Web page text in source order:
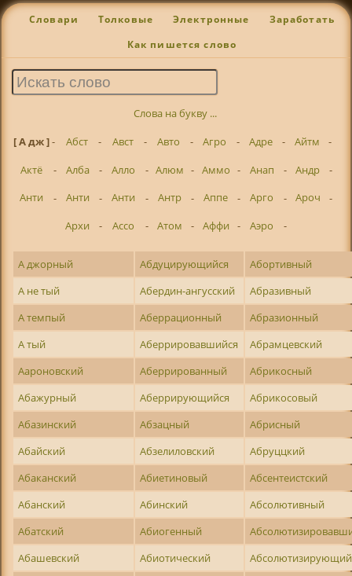
Словари Толковые Электронные Заработать
Как пишется слово
Слова на букву ...
[ А дж ]- Абст - Авст - Авто - Агро - Адре - Айтм
-
Актё
- Алба - Алло - Алюм - Аммо - Анап - Андр
-
Анти
- Анти - Анти - Антр - Аппе - Арго - Ароч
-
Архи
- Ассо - Атом - Аффи - Аэро -
А джорный Абдуцирующийся
Абортивный
А не тый
Абердин-ангусский
Абразивный
А темпый
Аберрационный
Абразионный
А тый
Аберрировавшийся
Абрамцевский
Аароновский
Аберрированный
Абрикосный
Абажурный
Аберрирующийся
Абрикосовый
Абазинский
Абзацный
Абрисный
Абайский
Абзелиловский
Абруццкий
Абаканский
Абиетиновый
Абсентеистский
Абанский
Абинский
Абсолютивный
Абатский
Абиогенный
Абашевский
Абиотический